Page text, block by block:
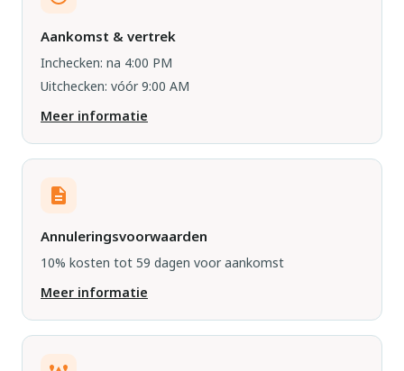
Aankomst & vertrek
Inchecken: na 4:00 PM
Uitchecken: vóór 9:00 AM
Meer informatie
Annuleringsvoorwaarden
10% kosten tot 59 dagen voor aankomst
Meer informatie